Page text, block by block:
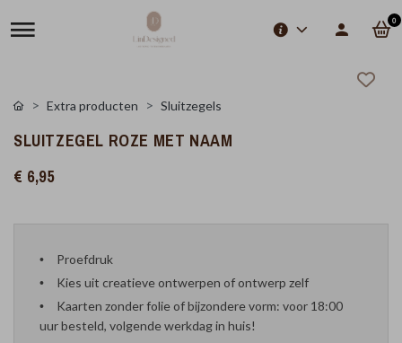
0
Extra producten Sluitzegels
SLUITZEGEL ROZE MET NAAM
€ 6,95
Proefdruk
Kies uit creatieve ontwerpen of ontwerp zelf
Kaarten zonder folie of bijzondere vorm: voor 18:00
uur besteld, volgende werkdag in huis!